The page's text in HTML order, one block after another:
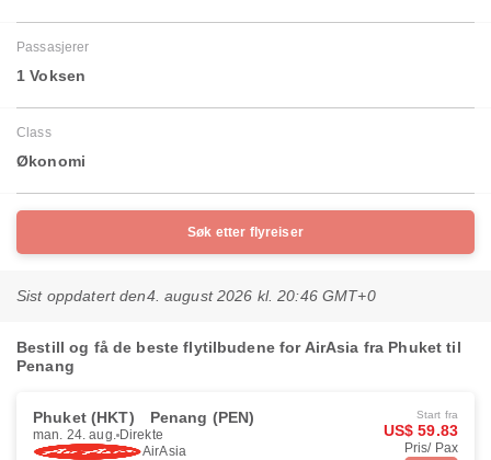
Passasjerer
1 Voksen
Class
Økonomi
Søk etter flyreiser
Sist oppdatert den4. august 2026 kl. 20:46 GMT+0
Bestill og få de beste flytilbudene for AirAsia fra Phuket til
Penang
Phuket (HKT) Penang (PEN)
man. 24. aug. Direkte
AirAsia
Start fra
US$ 59.83
Pris/ Pax